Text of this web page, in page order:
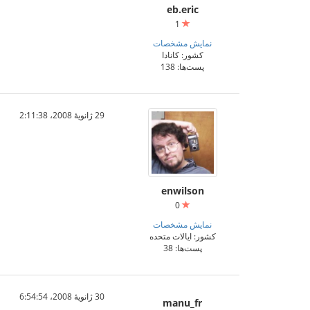
eb.eric
نمایش مشخصات
کشور: کانادا
پست‌ها: 138
enwilson
0
نمایش مشخصات
کشور: ایالات متحده
پست‌ها: 38
29 ژانویهٔ 2008،‏ 2:11:38
manu_fr 30 ژانویهٔ 2008،‏ 6:54:54